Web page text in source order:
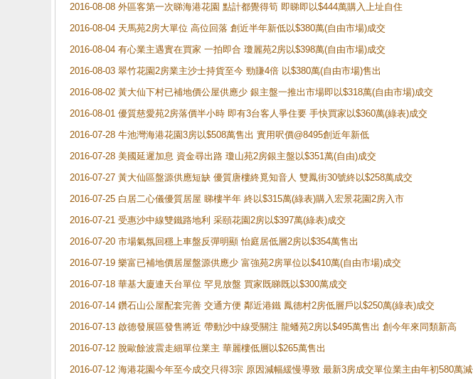
2016-08-08 外區客第一次睇海港花園 點計都覺得筍 即睇即以$444萬購入上址自住
2016-08-04 天馬苑2房大單位 高位回落 創近半年新低以$380萬(自由市場)成交
2016-08-04 有心業主遇實在買家 一拍即合 瓊麗苑2房以$398萬(自由市場)成交
2016-08-03 翠竹花園2房業主沙士持貨至今 勁賺4倍 以$380萬(自由市場)售出
2016-08-02 黃大仙下村已補地價公屋供應少 銀主盤一推出市場即以$318萬(自由市場)成交
2016-08-01 優質慈愛苑2房落價半小時 即有3台客人爭住要 手快買家以$360萬(綠表)成交
2016-07-28 牛池灣海港花園3房以$508萬售出 實用呎價@8495創近年新低
2016-07-28 美國延遲加息 資金尋出路 瓊山苑2房銀主盤以$351萬(自由)成交
2016-07-27 黃大仙區盤源供應短缺 優質唐樓終覓知音人 雙鳳街30號終以$258萬成交
2016-07-25 白居二心儀優質居屋 睇樓半年 終以$315萬(綠表)購入宏景花園2房入市
2016-07-21 受惠沙中線雙鐵路地利 采頤花園2房以$397萬(綠表)成交
2016-07-20 市場氣氛回穩上車盤反彈明顯 怡庭居低層2房以$354萬售出
2016-07-19 樂富已補地價居屋盤源供應少 富強苑2房單位以$410萬(自由市場)成交
2016-07-18 華基大廈連天台單位 罕見放盤 買家既睇既以$300萬成交
2016-07-14 鑽石山公屋配套完善 交通方便 鄰近港鐵 鳳德村2房低層戶以$250萬(綠表)成交
2016-07-13 啟德發展區發售將近 帶動沙中線受關注 龍蟠苑2房以$495萬售出 創今年來同類新高
2016-07-12 脫歐餘波震走細單位業主 華麗樓低層以$265萬售出
2016-07-12 海港花園今年至今成交只得3宗 原因減幅緩慢導致 最新3房成交單位業主由年初580萬